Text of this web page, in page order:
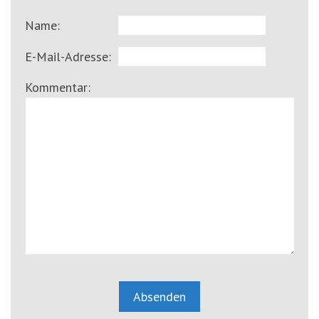
Name:
E-Mail-Adresse:
Kommentar: